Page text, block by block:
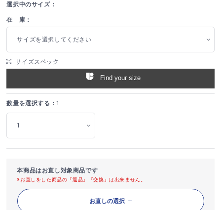
選択中のサイズ：
在 庫：
サイズを選択してください
サイズスペック
Find your size
数量を選択する： 1
本商品はお直し対象商品です
※お直しをした商品の『返品』『交換』は出来ません。
お直しの選択